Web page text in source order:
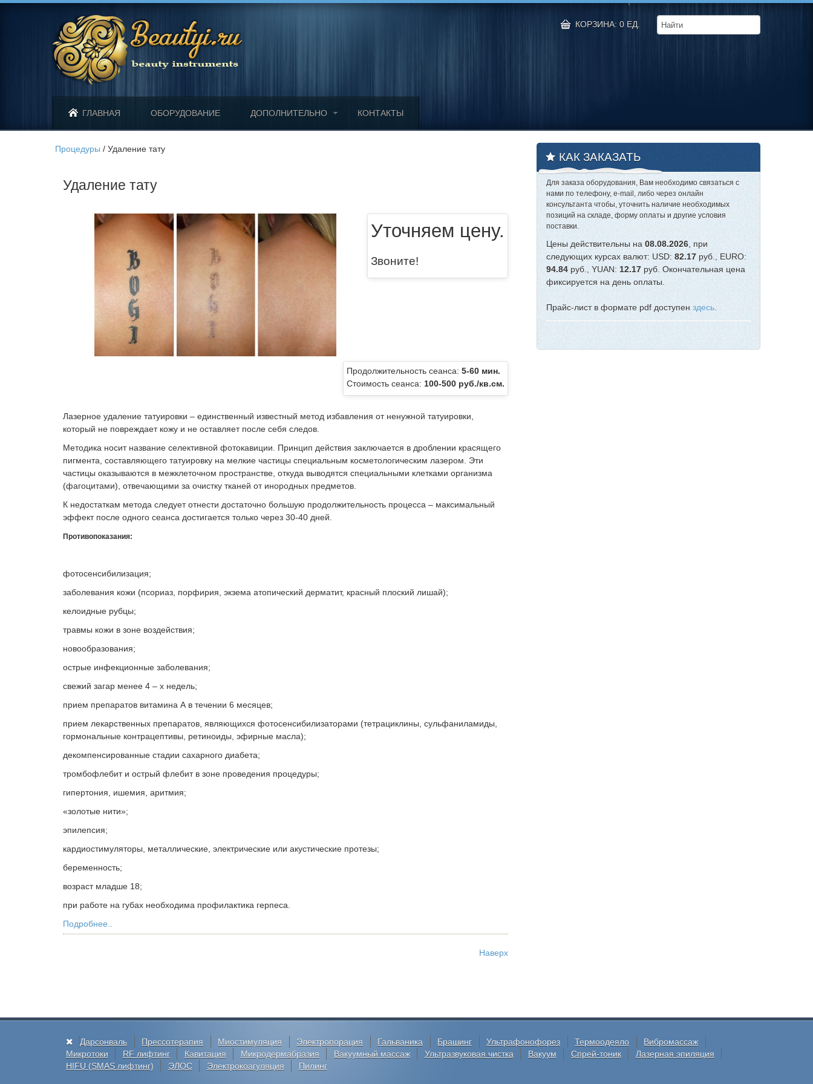
КОРЗИНА: 0 ЕД.
ГЛАВНАЯ ОБОРУДОВАНИЕ ДОПОЛНИТЕЛЬНО КОНТАКТЫ
Процедуры / Удаление тату
Удаление тату
Уточняем цену.
Звоните!
Продолжительность сеанса: 5-60 мин.
Стоимость сеанса: 100-500 руб./кв.см.
Лазерное удаление татуировки – единственный известный метод избавления от ненужной татуировки,
который не повреждает кожу и не оставляет после себя следов.
Методика носит название селективной фотокавиции. Принцип действия заключается в дроблении красящего
пигмента, составляющего татуировку на мелкие частицы специальным косметологическим лазером. Эти
частицы оказываются в межклеточном пространстве, откуда выводятся специальными клетками организма
(фагоцитами), отвечающими за очистку тканей от инородных предметов.
К недостаткам метода следует отнести достаточно большую продолжительность процесса – максимальный
эффект после одного сеанса достигается только через 30-40 дней.
Противопоказания:
фотосенсибилизация;
заболевания кожи (псориаз, порфирия, экзема атопический дерматит, красный плоский лишай);
келоидные рубцы;
травмы кожи в зоне воздействия;
новообразования;
острые инфекционные заболевания;
свежий загар менее 4 – х недель;
прием препаратов витамина А в течении 6 месяцев;
прием лекарственных препаратов, являющихся фотосенсибилизаторами (тетрациклины, сульфаниламиды,
гормональные контрацептивы, ретиноиды, эфирные масла);
декомпенсированные стадии сахарного диабета;
тромбофлебит и острый флебит в зоне проведения процедуры;
гипертония, ишемия, аритмия;
«золотые нити»;
эпилепсия;
кардиостимуляторы, металлические, электрические или акустические протезы;
беременность;
возраст младше 18;
при работе на губах необходима профилактика герпеса.
Подробнее..
Наверх
КАК ЗАКАЗАТЬ
Для заказа оборудования, Вам необходимо связаться с
нами по телефону, e-mail, либо через онлайн
консультанта чтобы, уточнить наличие необходимых
позиций на складе, форму оплаты и другие условия
поставки.
Цены действительны на 08.08.2026 , при
следующих курсах валют: USD: 82.17руб., EURO:
94.84 руб., YUAN:12.17 руб. Окончательная цена
фиксируется на день оплаты.
Прайс-лист в формате pdf доступенздесь
Дарсонваль Прессотерапия Миостимуляция Электропорация Гальваника Брашинг Ультрафонофорез Термоодеяло
Вибромассаж
Микротоки
RF лифтинг Кавитация Микродермабразия Вакуумный массаж Ультразвуковая чистка Вакуум Спрей-тоник
Лазерная эпиляция
HIFU (SMAS лифтинг)
ЭЛОС Электрокоагуляция Пилинг